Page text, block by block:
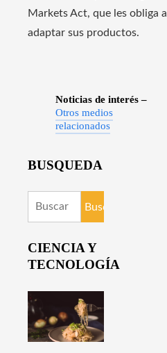
Markets Act, que les obliga a
adaptar sus productos.
Noticias de interés –
Otros medios
relacionados
BUSQUEDA
Buscar:
CIENCIA Y
TECNOLOGÍA